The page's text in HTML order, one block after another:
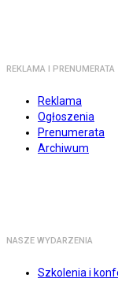
REKLAMA I PRENUMERATA
Reklama
Ogłoszenia
Prenumerata
Archiwum
NASZE WYDARZENIA
Szkolenia i